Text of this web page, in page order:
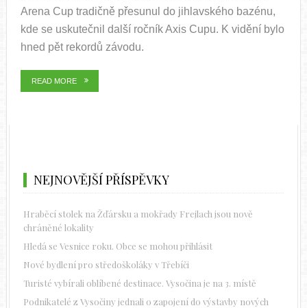
Arena Cup tradičně přesunul do jihlavského bazénu,
kde se uskutečnil další ročník Axis Cupu. K vidění bylo
hned pět rekordů závodu.
READ MORE
NEJNOVĚJŠÍ PŘÍSPĚVKY
Hraběcí stolek na Žďársku a mokřady Frejlach jsou nově
chráněné lokality
Hledá se Vesnice roku. Obce se mohou přihlásit
Nové bydlení pro středoškoláky v Třebíči
Turisté vybírali oblíbené destinace. Vysočina je na 3. místě
Podnikatelé z Vysočiny jednali o zapojení do výstavby nových